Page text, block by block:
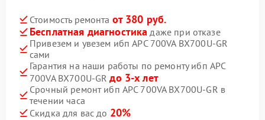
Стоимость ремонта от 380 руб.
Бесплатная диагностика даже при отказе
Привезем и увезем ибп APC 700VA BX700U-GR
сами
Гарантия на наши работы по ремонту ибп APC
700VA BX700U-GRдо 3-х лет
Срочный ремонт ибп APC 700VA BX700U-GR в
течении часа
Скидка для вас до 20%